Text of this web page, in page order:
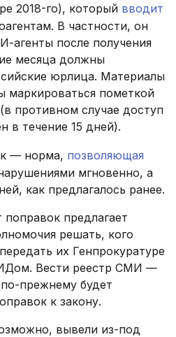
2018-го), который вводит
В частности, он
агенты после получения
месяца должны
юрлица. Материалы
маркироваться пометкой
противном случае доступ
в течение 15 дней).
— норма, позволяющая
мгновенно, а
как предлагалось ранее.
предлагает
решать, кого
их Генпрокуратуре
Вести реестр СМИ —
прежнему будет
к закону.
вывели из-под